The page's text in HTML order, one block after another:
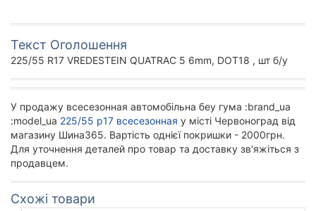
Текст Оголошення
225/55 R17 VREDESTEIN QUATRAC 5 6mm, DOT18 , шт б/у
У продажу всесезонная автомобільна беу гума :brand_ua
:model_ua 225/55 р17 всесезонная у місті Червоноград від
магазину Шина365. Вартість однієї покришки - 2000грн.
Для уточнення деталей про товар та доставку зв'яжіться з
продавцем.
Схожі товари